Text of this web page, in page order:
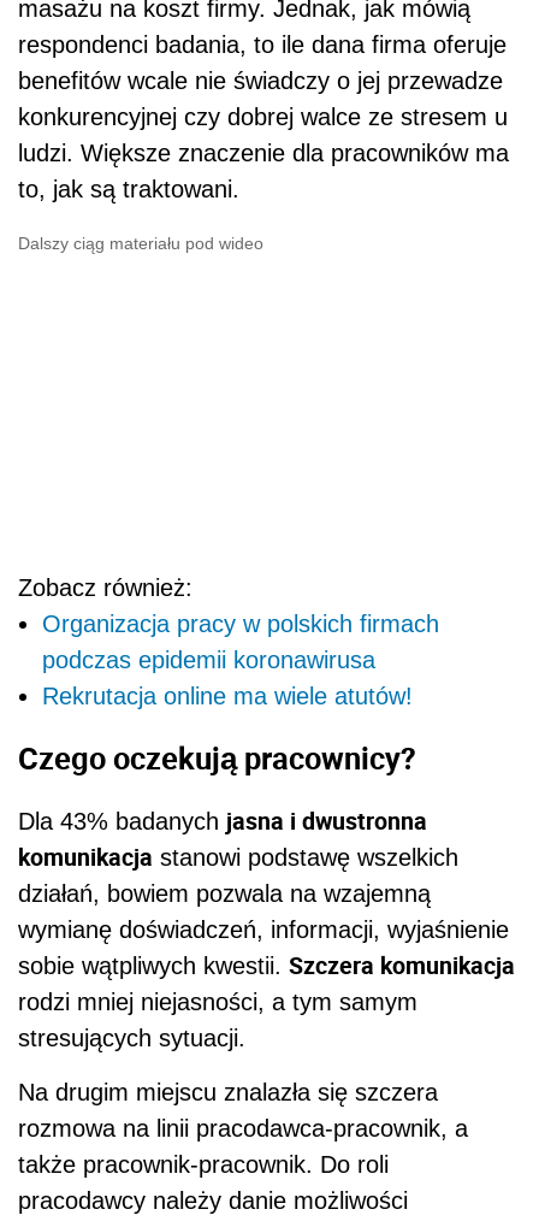
masażu na koszt firmy. Jednak, jak mówią
respondenci badania, to ile dana firma oferuje
benefitów wcale nie świadczy o jej przewadze
konkurencyjnej czy dobrej walce ze stresem u
ludzi. Większe znaczenie dla pracowników ma
to, jak są traktowani.
Dalszy ciąg materiału pod wideo
Zobacz również:
Organizacja pracy w polskich firmach
podczas epidemii koronawirusa
Rekrutacja online ma wiele atutów!
Czego oczekują pracownicy?
Dla 43% badanych jasna i dwustronna
komunikacja stanowi podstawę wszelkich
działań, bowiem pozwala na wzajemną
wymianę doświadczeń, informacji, wyjaśnienie
sobie wątpliwych kwestii. Szczera komunikacja
rodzi mniej niejasności, a tym samym
stresujących sytuacji.
Na drugim miejscu znalazła się szczera
rozmowa na linii pracodawca-pracownik, a
także pracownik-pracownik. Do roli
pracodawcy należy danie możliwości